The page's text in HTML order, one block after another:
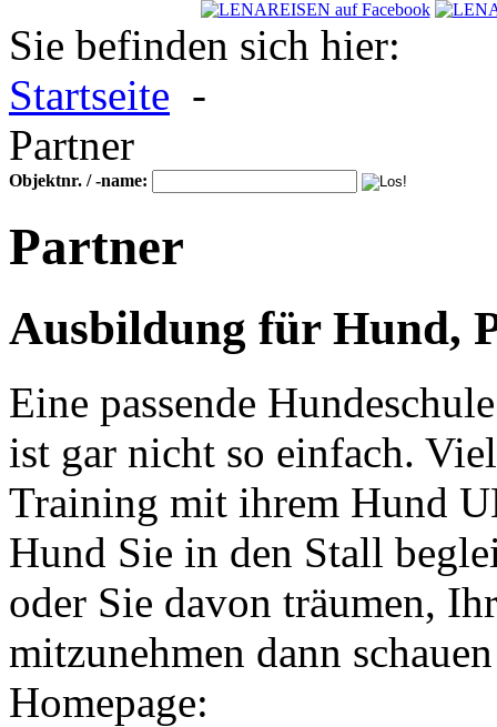
Sie befinden sich hier:
Startseite -
Partner
Objektnr. / -name:
Partner
Ausbildung für Hund,
Eine passende
ist gar nicht so einfach.
Training mit ihrem Hund
Hund Sie in den Stall
oder Sie davon träumen,
mitzunehmen dann
Homepage: